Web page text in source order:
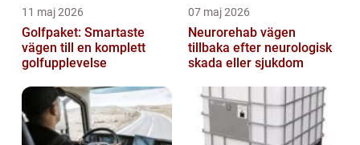
11 maj 2026
Golfpaket: Smartaste
vägen till en komplett
golfupplevelse
07 maj 2026
Neurorehab vägen
tillbaka efter neurologisk
skada eller sjukdom